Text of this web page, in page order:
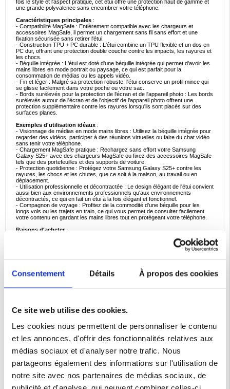
Consentement Détails À propos des cookies
Ce site web utilise des cookies.
Les cookies nous permettent de personnaliser le contenu
et les annonces, d'offrir des fonctionnalités relatives aux
médias sociaux et d'analyser notre trafic. Nous
partageons également des informations sur l'utilisation de
notre site avec nos partenaires de médias sociaux, de
fois le style et l'aspect pratique, cet étui offre une protection haut de gamme et
une grande polyvalence sans encombrer votre téléphone.
Caractéristiques principales :
- Compatibilité MagSafe : Entièrement compatible avec les chargeurs et
accessoires MagSafe, il permet un chargement sans fil sans effort et une
fixation sécurisée sans retirer l'étui.
- Construction TPU + PC durable : L'étui combine un TPU flexible et un dos en
PC dur, offrant une protection double couche contre les impacts, les rayures et
les chocs.
- Béquille intégrée : L'étui est doté d'une béquille intégrée qui permet d'avoir les
mains libres en mode portrait ou paysage, ce qui est parfait pour la
consommation de médias ou les appels vidéo.
- Fin et léger : Malgré sa protection robuste, l'étui conserve un profil mince qui
se glisse facilement dans votre poche ou votre sac.
- Bords surélevés pour la protection de l'écran et de l'appareil photo : Les bords
surélevés autour de l'écran et de l'objectif de l'appareil photo offrent une
protection supplémentaire contre les rayures lorsqu'ils sont placés sur des
surfaces planes.
Exemples d'utilisation idéaux :
- Visionnage de médias en mode mains libres : Utilisez la béquille intégrée pour
regarder des vidéos, participer à des réunions virtuelles ou faire du chat vidéo
sans tenir votre téléphone.
- Chargement MagSafe pratique : Rechargez sans effort votre Samsung
Galaxy S25+ avec des chargeurs MagSafe ou fixez des accessoires MagSafe
tels que des portefeuilles et des supports de voiture.
- Protection quotidienne : Protégez votre Samsung Galaxy S25+ contre les
rayures, les chocs et les chutes, que ce soit à la maison, au travail ou en
déplacement.
- Utilisation professionnelle et décontractée : Le design élégant de l'étui convient
aussi bien aux environnements professionnels qu'aux environnements
décontractés, ce qui en fait un étui à la fois élégant et fonctionnel.
- Compagnon de voyage : Profitez de la commodité d'une béquille pour les
longs vols ou les trajets en train, ce qui vous permet de consulter facilement
votre contenu en gardant les mains libres tout en protégeant votre téléphone.
Raisons d'acheter:
une protection solide contre les chutes et les chocs, tout en conservant un
- Intégration MagSafe transparente : La compatibilité MagSafe permet de
recharger l'appareil sans fil et de fixer des accessoires sans retirer l'étui.
- Étuis TPU + PC : La combinaison des matériaux TPU et PC offre un équilibre
parfait entre flexibilité et rigidité, garantissant une protection maximale sans
compromis sur le design.
- Innovation MagSafe : Les étuis MagSafe sont dotés d'aimants intégrés qui
s'alignent parfaitement sur les chargeurs et accessoires MagSafe, offrant ainsi
une expérience de charge sans souci.
- Fonctionnalité Kickstand : Les étuis dotés d'une béquille intégrée gagnent en
popularité en raison de leur commodité, car ils permettent aux utilisateurs
d'avoir les mains libres sans avoir besoin d'accessoires supplémentaires.
- Robustes et élégants : Les étuis modernes pour téléphones portables,
comme la série Ostand de Torras Guardian, sont conçus pour offrir une